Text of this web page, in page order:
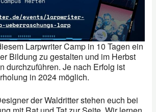
Larpwriter Camp in 10 Tagen ein
Bildung zu gestalten und im Herbst
durchzuführen. Je nach Erfolg ist
in 2024 möglich.
der Waldritter stehen euch bei